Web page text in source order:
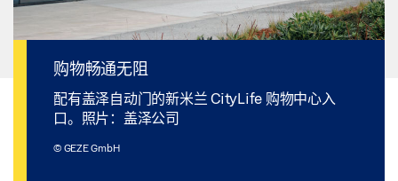
购物畅通无阻
配有盖泽自动门的新米兰 CityLife 购物中心入
口。照片：盖泽公司
© GEZE GmbH